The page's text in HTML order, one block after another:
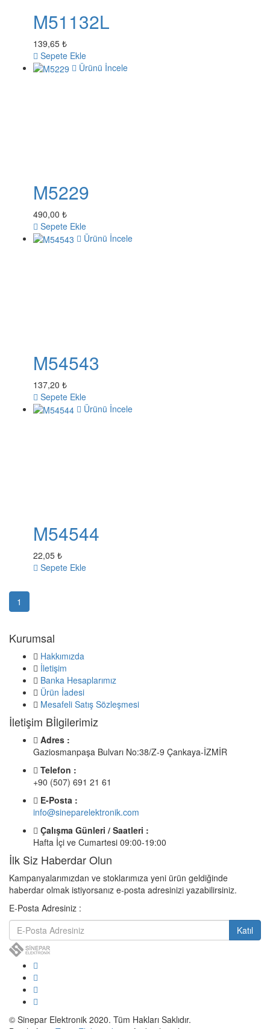
M51132L
139,65 ₺
Sepete Ekle
Ürünü İncele
M5229
490,00 ₺
Sepete Ekle
Ürünü İncele
M54543
137,20 ₺
Sepete Ekle
Ürünü İncele
M54544
22,05 ₺
Sepete Ekle
1
Kurumsal
Hakkımızda
İletişim
Banka Hesaplarımız
Ürün İadesi
Mesafeli Satış Sözleşmesi
İletişim Bİlgilerimiz
Adres :
Gaziosmanpaşa Bulvarı No:38/Z-9 Çankaya-İZMİR
Telefon :
+90 (507) 691 21 61
E-Posta :
info@sineparelektronik.com
Çalışma Günleri / Saatleri :
Hafta İçi ve Cumartesi 09:00-19:00
İlk Siz Haberdar Olun
Kampanyalarımızdan ve stoklarımıza yeni ürün geldiğinde
haberdar olmak istiyorsanız e-posta adresinizi yazabilirsiniz.
E-Posta Adresiniz :
Katıl
© Sinepar Elektronik 2020. Tüm Hakları Saklıdır.